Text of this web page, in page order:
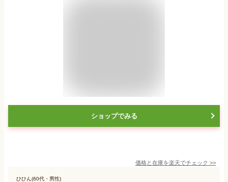
ショップでみる
価格と在庫を楽天でチェック >>
ひひん(60代・男性)